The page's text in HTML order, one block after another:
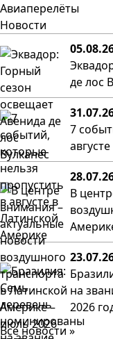
Авиаперелёты
Новости
де лос
7
В
на
2026
Все новости »